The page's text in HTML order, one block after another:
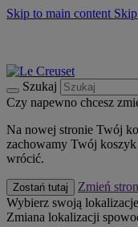
Skip to main content
Szukaj
Czy napewno chcesz
Na nowej stronie Twój
zachowamy Twój koszyk
wrócić.
Zostań tutaj
Zmień
Wybierz swoją lokalizacje
Zmiana lokalizacji